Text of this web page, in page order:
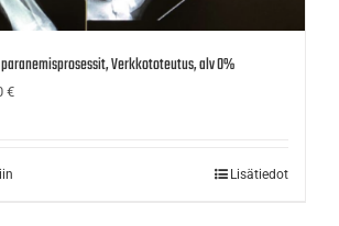
Verkkototeutus, alv 0%
€
Lisätiedot